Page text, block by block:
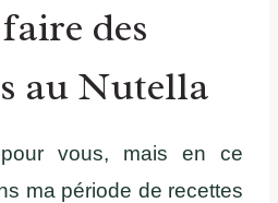
des
au Nutella
vous, mais en ce
ma période de recettes